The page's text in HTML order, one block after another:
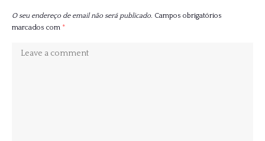
O seu endereço de email não será publicado. Campos obrigatórios
marcados com *